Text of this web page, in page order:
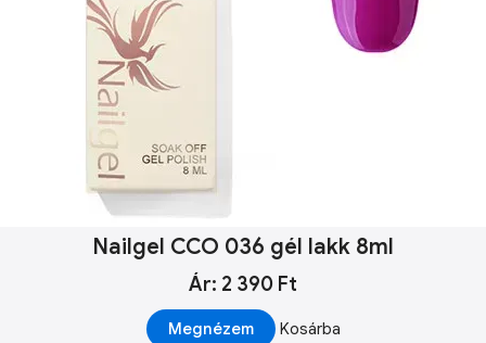
Nailgel CCO 036 gél lakk 8ml
Ár: 2 390 Ft
Megnézem Kosárba